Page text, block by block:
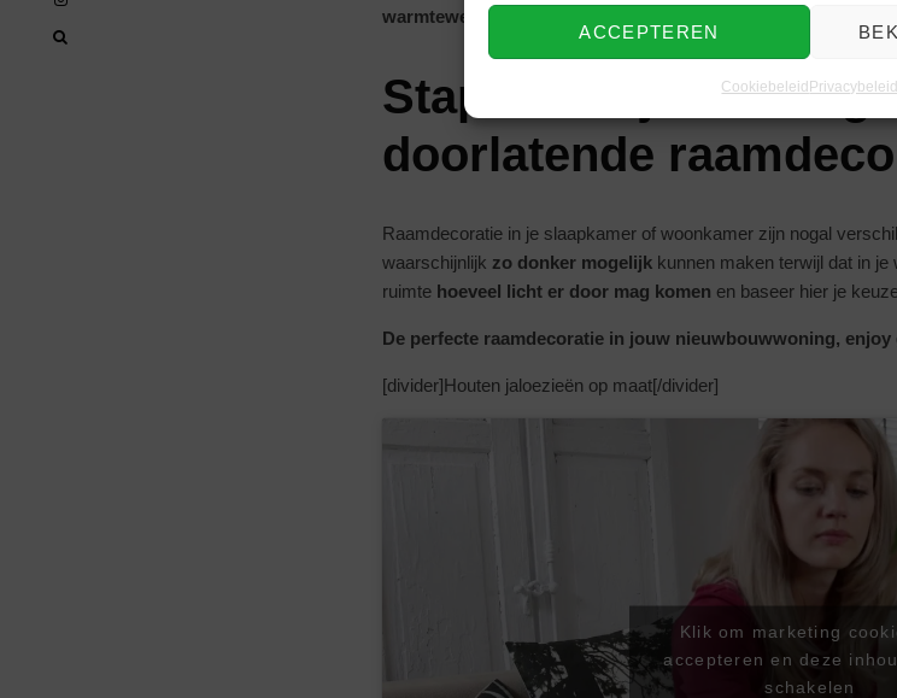
ACCEPTEREN
Cookiebeleid Privacybeleid
warmtewerend materiaal
Stap 4: Wil je wel of
doorlatende
Raamdecoratie in je slaapkamer of woonkamer zijn nogal
waarschijnlijk zo donker mogelijk kunnen maken terwijl dat in
ruimte hoeveel licht er door mag komen en baseer hier je
De perfecte raamdecoratie in jouw nieuwbouwwoning, enjoy
[divider]Houten jaloezieën op maat[/divider]
Klik om marketing
accepteren en deze
schakelen